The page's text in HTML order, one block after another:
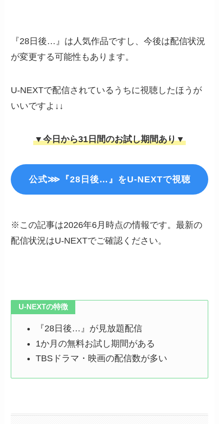
『28日後…』は人気作品ですし、今後は配信状況
が変更する可能性もあります。
U-NEXTで配信されているうちに視聴したほうが
いいですよ↓↓
▼今日から31日間のお試し期間あり▼
公式⋙『28日後…』をU-NEXTで視聴
※この記事は2026年6月時点の情報です。最新の
配信状況はU-NEXTでご確認ください。
U-NEXTの特徴
『28日後…』が見放題配信
1か月の無料お試し期間がある
TBSドラマ・映画の配信数が多い